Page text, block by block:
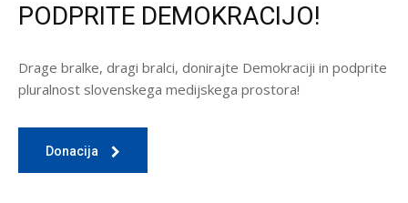
PODPRITE DEMOKRACIJO!
Drage bralke, dragi bralci, donirajte Demokraciji in podprite
pluralnost slovenskega medijskega prostora!
Donacija